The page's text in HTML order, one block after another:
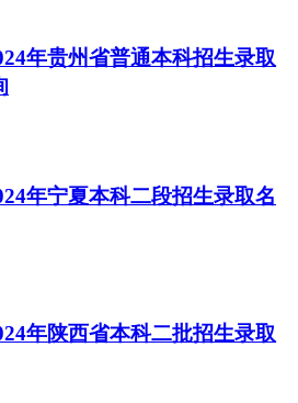
年贵州省普通本科招生录取
年宁夏本科二段招生录取名
年陕西省本科二批招生录取